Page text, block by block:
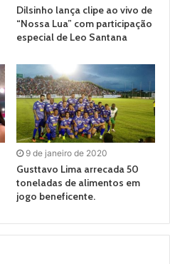
Dilsinho lança clipe ao vivo de
“Nossa Lua” com participação
especial de Leo Santana
9 de janeiro de 2020
Gusttavo Lima arrecada 50
toneladas de alimentos em
jogo beneficente.